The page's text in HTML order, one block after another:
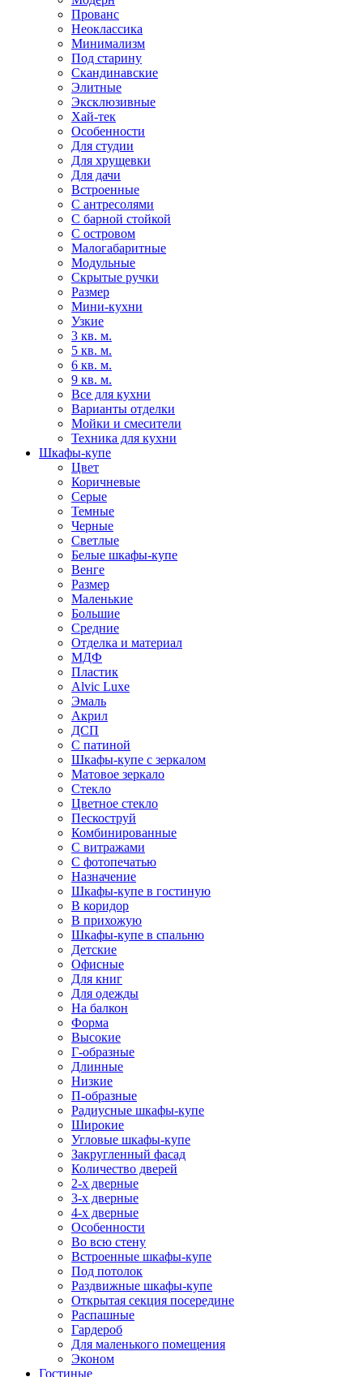
Прованс
Неоклассика
Минимализм
Под старину
Скандинавские
Элитные
Эксклюзивные
Хай-тек
Особенности
Для студии
Для хрущевки
Для дачи
Встроенные
С антресолями
С барной стойкой
С островом
Малогабаритные
Модульные
Скрытые ручки
Размер
Мини-кухни
Узкие
3 кв. м.
5 кв. м.
6 кв. м.
9 кв. м.
Все для кухни
Варианты отделки
Мойки и смесители
Техника для кухни
Шкафы-купе
Цвет
Коричневые
Серые
Темные
Черные
Светлые
Белые шкафы-купе
Венге
Размер
Маленькие
Большие
Средние
Отделка и материал
МДФ
Пластик
Alvic Luxe
Эмаль
Акрил
ДСП
С патиной
Шкафы-купе с зеркалом
Матовое зеркало
Стекло
Цветное стекло
Пескоструй
Комбинированные
С витражами
С фотопечатью
Назначение
Шкафы-купе в гостиную
В коридор
В прихожую
Шкафы-купе в спальню
Детские
Офисные
Для книг
Для одежды
На балкон
Форма
Высокие
Г-образные
Длинные
Низкие
П-образные
Радиусные шкафы-купе
Широкие
Угловые шкафы-купе
Закругленный фасад
Количество дверей
2-х дверные
3-х дверные
4-х дверные
Особенности
Во всю стену
Встроенные шкафы-купе
Под потолок
Раздвижные шкафы-купе
Открытая секция посередине
Распашные
Гардероб
Для маленького помещения
Эконом
Гостиные